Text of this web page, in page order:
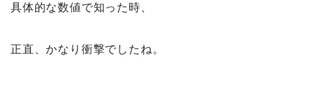
具体的な数値で知った時、
正直、かなり衝撃でしたね。